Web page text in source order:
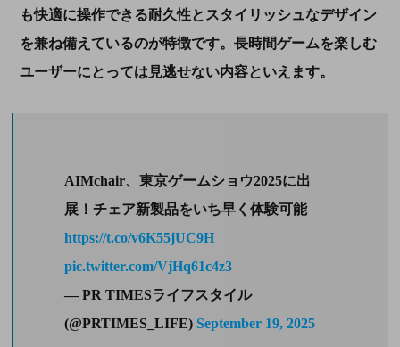
も快適に操作できる耐久性とスタイリッシュなデザイン
を兼ね備えているのが特徴です。長時間ゲームを楽しむ
ユーザーにとっては見逃せない内容といえます。
AIMchair、東京ゲームショウ2025に出
展！チェア新製品をいち早く体験可能
https://t.co/v6K55jUC9H
pic.twitter.com/VjHq61c4z3
— PR TIMESライフスタイル
(@PRTIMES_LIFE) September 19, 2025